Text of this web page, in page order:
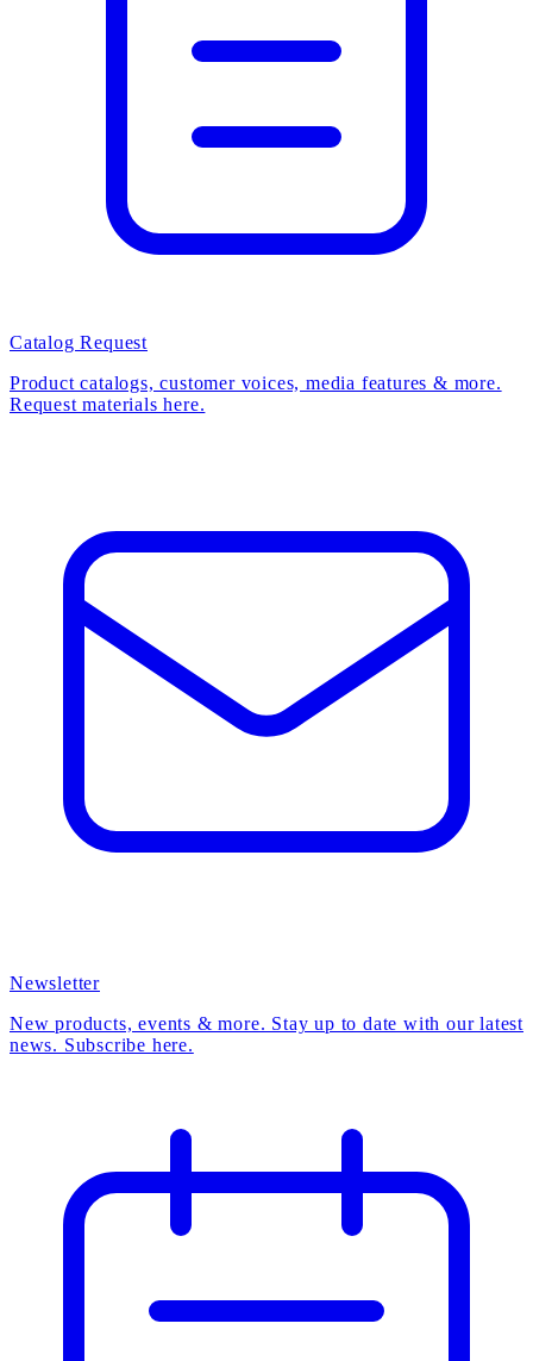
Catalog Request
Product catalogs, customer voices, media features & more.
Request materials here.
Newsletter
New products, events & more. Stay up to date with our latest
news. Subscribe here.